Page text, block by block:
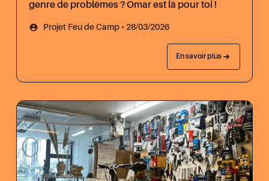
genre de problèmes ? Omar est là pour toi !
Projet Feu de Camp • 28/03/2026
En savoir plus